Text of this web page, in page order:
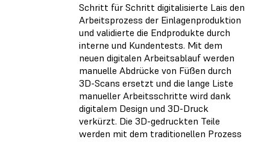
Schritt für Schritt digitalisierte Lais den
Arbeitsprozess der Einlagenproduktion
und validierte die Endprodukte durch
interne und Kundentests. Mit dem
neuen digitalen Arbeitsablauf werden
manuelle Abdrücke von Füßen durch
3D-Scans ersetzt und die lange Liste
manueller Arbeitsschritte wird dank
digitalem Design und 3D-Druck
verkürzt. Die 3D-gedruckten Teile
werden mit dem traditionellen Prozess